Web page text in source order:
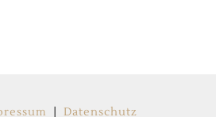
Datenschutz